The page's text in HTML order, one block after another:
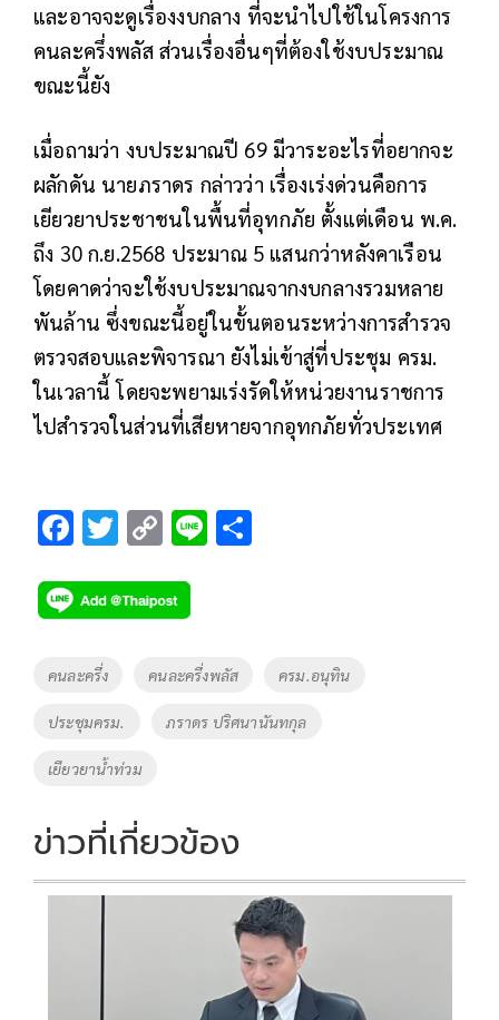
และอาจจะดูเรื่องงบกลาง ที่จะนำไปใช้ในโครงการ
คนละครึ่งพลัส ส่วนเรื่องอื่นๆที่ต้องใช้งบประมาณ
ขณะนี้ยัง
เมื่อถามว่า งบประมาณปี 69 มีวาระอะไรที่อยากจะ
ผลักดัน นายภราดร กล่าวว่า เรื่องเร่งด่วนคือการ
เยียวยาประชาชนในพื้นที่อุทกภัย ตั้งแต่เดือน พ.ค.
ถึง 30 ก.ย.2568 ประมาณ 5 แสนกว่าหลังคาเรือน
โดยคาดว่าจะใช้งบประมาณจากงบกลางรวมหลาย
พันล้าน ซึ่งขณะนี้อยู่ในขั้นตอนระหว่างการสำรวจ
ตรวจสอบและพิจารณา ยังไม่เข้าสู่ที่ประชุม ครม.
ในเวลานี้ โดยจะพยามเร่งรัดให้หน่วยงานราชการ
ไปสำรวจในส่วนที่เสียหายจากอุทกภัยทั่วประเทศ
F
e
b
o
k
T
tt
er
C
p
y
Li
k
Li
Tags
คนละครึ่ง คนละครึ่งพลัส ครม.อนุทิน
ประชุมครม. ภราดร ปริศนานันทกุล
เยียวยาน้ำท่วม
ข่าวที่เกี่ยวข้อง